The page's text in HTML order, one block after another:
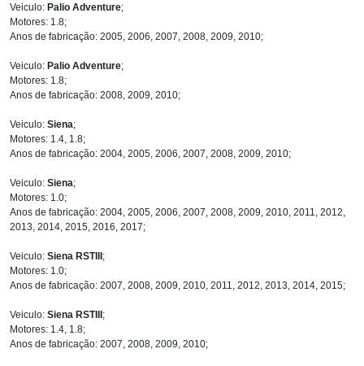
Veiculo: Palio Adventure;
Motores: 1.8;
Anos de fabricação: 2005, 2006, 2007, 2008, 2009, 2010;
Veiculo: Palio Adventure;
Motores: 1.8;
Anos de fabricação: 2008, 2009, 2010;
Veiculo: Siena;
Motores: 1.4, 1.8;
Anos de fabricação: 2004, 2005, 2006, 2007, 2008, 2009, 2010;
Veiculo: Siena;
Motores: 1.0;
Anos de fabricação: 2004, 2005, 2006, 2007, 2008, 2009, 2010, 2011, 2012,
2013, 2014, 2015, 2016, 2017;
Veiculo: Siena RSTIII;
Motores: 1.0;
Anos de fabricação: 2007, 2008, 2009, 2010, 2011, 2012, 2013, 2014, 2015;
Veiculo: Siena RSTIII;
Motores: 1.4, 1.8;
Anos de fabricação: 2007, 2008, 2009, 2010;